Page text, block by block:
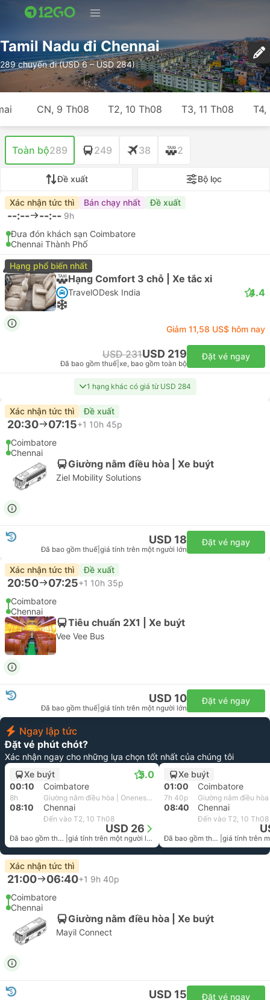
Tamil Nadu đi Chennai
289 chuyến đi (USD 6 – USD 284)
CN, 9 Th08 T2, 10 Th08 T3, 11 Th08 T4,
Toàn bộ289 249 38 2
Đề xuất Bộ lọc
Xác nhận tức thì Bán chạy nhất Đề xuất
--:-- --:-- 9h
Đưa đón khách sạn Coimbatore
Chennai Thành Phố
Hạng phổ biến nhất
Hạng Comfort 3 chỗ | Xe tắc xi
TravelODesk India 4.4
Giảm 11,58 US$ hôm nay
USD 231USD 219
Đã bao gồm thuế xe, bao gồm toàn bộ
Đặt vé ngay
1 hạng khác có giá từ USD 284
Xác nhận tức thì Đề xuất
20:30 07:15+1 10h 45p
Coimbatore
Chennai
Giường nằm điều hòa | Xe buýt
Ziel Mobility Solutions
USD 18
Đã bao gồm thuế giá tính trên một người lớn
Đặt vé ngay
Xác nhận tức thì Đề xuất
20:50 07:25+1 10h 35p
Coimbatore
Chennai
Tiêu chuẩn 2X1 | Xe buýt
Vee Vee Bus
USD 10
Đã bao gồm thuế giá tính trên một người lớn
Đặt vé ngay
Ngay lập tức
Đặt vé phút chót?
Xác nhận ngay cho những lựa chọn tốt nhất của chúng tôi
Xe buýt
5.0
00:10 Coimbatore
8h Giường nằm điều hòa | Oneness Tours And Travels
08:10 Chennai
Đến vào T2, 10 Th08
USD 26
Đã bao gồm thuế | giá tính trên một người lớn
Xe buýt
01:00
Coimbatore
7h 40p
08:40 Chennai
Đến vào T2, 10 Th08
Đã bao gồm thuế |
Xác nhận tức thì
21:00 06:40+1 9h 40p
Coimbatore
Chennai
Giường nằm điều hòa | Xe buýt
Mayil Connect
USD 15 Đặt vé ngay